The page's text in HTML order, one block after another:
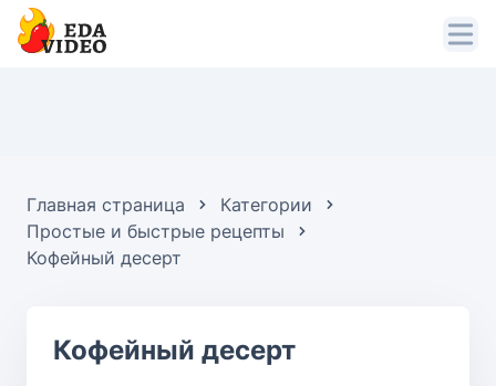
Главная страница
Категории
Простые и быстрые рецепты
Кофейный десерт
Кофейный десерт